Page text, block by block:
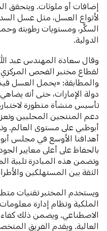
إضافات أو ملوثات. ويتحقق
لأنواع العسل، مثل عسل
السكَّر، ومستويات رطوبته
الدولية.
وقال سعادة المهندس عبد
لقطاع مختبر الفحص
والمطابقة: «يحمل العسل
دولة الإمارات، حتى أنه
دعم المنتجين المحليين
أبوظبي على مستوى العالم.
أهدافنا الأوسع في مجلس
بالحفاظ على أعلى معايير
وتضمن هذه المبادرة تلبية
الثقة بين المستهلكين
ويستخدم المختبر تقنيات
الملكية ونظام إدارة معلومات
الاصطناعي. ويضمن ذلك كفاءة
العالية. ويقدم الفريق